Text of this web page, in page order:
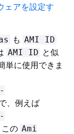
ェアを設定す
も AMI ID
AMI ID と似
単に使用できま
、例えば
の Ami